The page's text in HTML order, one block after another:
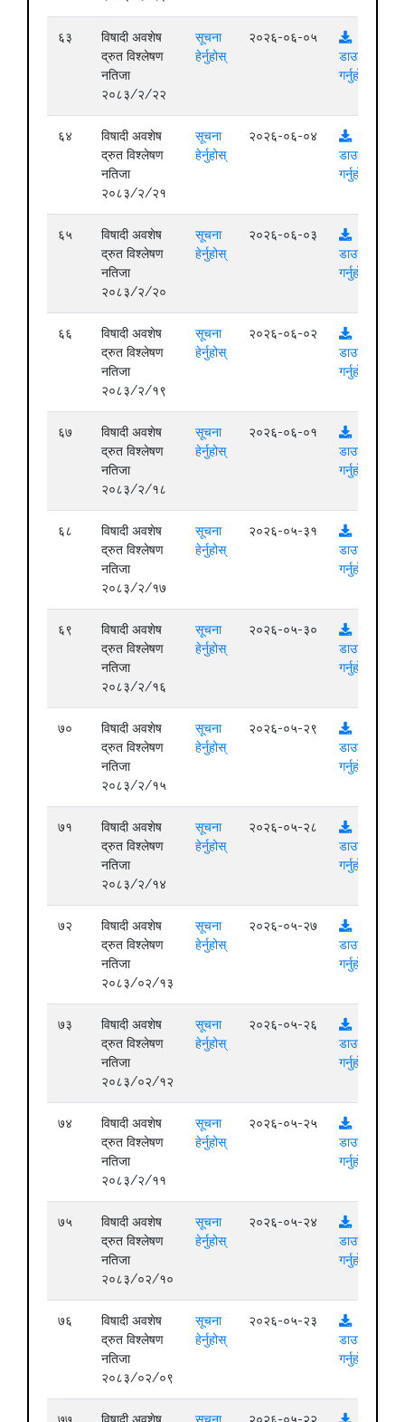
६३
विषादी अवशेष
द्रुत विश्लेषण
नतिजा
२०८३/२/२२
सूचना
हेर्नुहोस्
२०२६-०६-०५
डाउनलोड
गर्नुहोस्
६४
विषादी अवशेष
द्रुत विश्लेषण
नतिजा
२०८३/२/२१
सूचना
हेर्नुहोस्
२०२६-०६-०४
डाउनलोड
गर्नुहोस्
६५
विषादी अवशेष
द्रुत विश्लेषण
नतिजा
२०८३/२/२०
सूचना
हेर्नुहोस्
२०२६-०६-०३
डाउनलोड
गर्नुहोस्
६६
विषादी अवशेष
द्रुत विश्लेषण
नतिजा
२०८३/२/१९
सूचना
हेर्नुहोस्
२०२६-०६-०२
डाउनलोड
गर्नुहोस्
६७
विषादी अवशेष
द्रुत विश्लेषण
नतिजा
२०८३/२/१८
सूचना
हेर्नुहोस्
२०२६-०६-०१
डाउनलोड
गर्नुहोस्
६८
विषादी अवशेष
द्रुत विश्लेषण
नतिजा
२०८३/२/१७
सूचना
हेर्नुहोस्
२०२६-०५-३१
डाउनलोड
गर्नुहोस्
६९
विषादी अवशेष
द्रुत विश्लेषण
नतिजा
२०८३/२/१६
सूचना
हेर्नुहोस्
२०२६-०५-३०
डाउनलोड
गर्नुहोस्
७०
विषादी अवशेष
द्रुत विश्लेषण
नतिजा
२०८३/२/१५
सूचना
हेर्नुहोस्
२०२६-०५-२९
डाउनलोड
गर्नुहोस्
७१
विषादी अवशेष
द्रुत विश्लेषण
नतिजा
२०८३/२/१४
सूचना
हेर्नुहोस्
२०२६-०५-२८
डाउनलोड
गर्नुहोस्
७२
विषादी अवशेष
द्रुत विश्लेषण
नतिजा
२०८३/०२/१३
सूचना
हेर्नुहोस्
२०२६-०५-२७
डाउनलोड
गर्नुहोस्
७३
विषादी अवशेष
द्रुत विश्लेषण
नतिजा
२०८३/०२/१२
सूचना
हेर्नुहोस्
२०२६-०५-२६
डाउनलोड
गर्नुहोस्
७४
विषादी अवशेष
द्रुत विश्लेषण
नतिजा
२०८३/२/११
सूचना
हेर्नुहोस्
२०२६-०५-२५
डाउनलोड
गर्नुहोस्
७५
विषादी अवशेष
द्रुत विश्लेषण
नतिजा
२०८३/०२/१०
सूचना
हेर्नुहोस्
२०२६-०५-२४
डाउनलोड
गर्नुहोस्
७६
विषादी अवशेष
द्रुत विश्लेषण
नतिजा
२०८३/०२/०९
सूचना
हेर्नुहोस्
२०२६-०५-२३
डाउनलोड
गर्नुहोस्